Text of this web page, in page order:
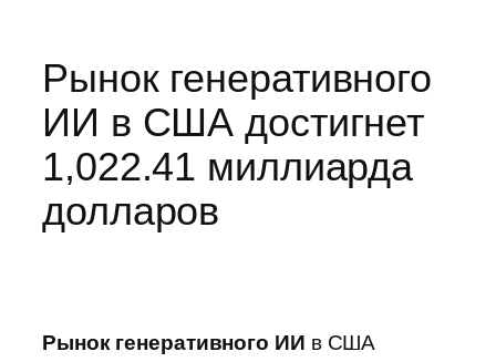
Рынок генеративного
ИИ в США достигнет
1,022.41 миллиарда
долларов
Рынок генеративного ИИ в США